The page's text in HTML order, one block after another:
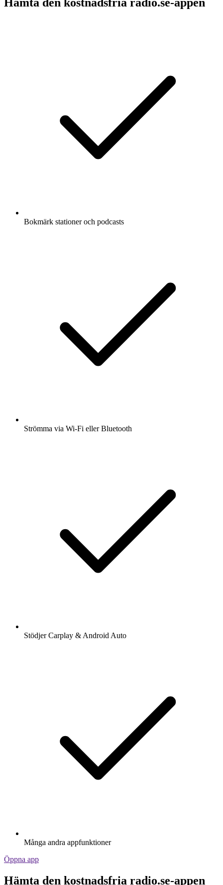
Hämta den kostnadsfria radio.se-appen
Bokmärk stationer och podcasts
Strömma via Wi-Fi eller Bluetooth
Stödjer Carplay & Android Auto
Många andra appfunktioner
Öppna app
Hämta den kostnadsfria radio.se-appen